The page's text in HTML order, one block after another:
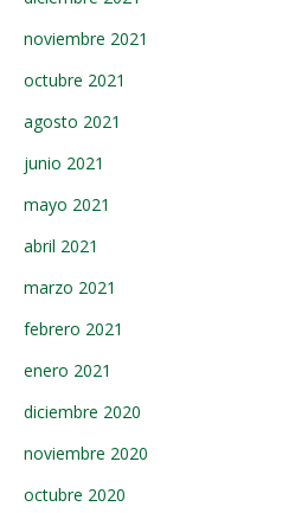
noviembre 2021
octubre 2021
agosto 2021
junio 2021
mayo 2021
abril 2021
marzo 2021
febrero 2021
enero 2021
diciembre 2020
noviembre 2020
octubre 2020